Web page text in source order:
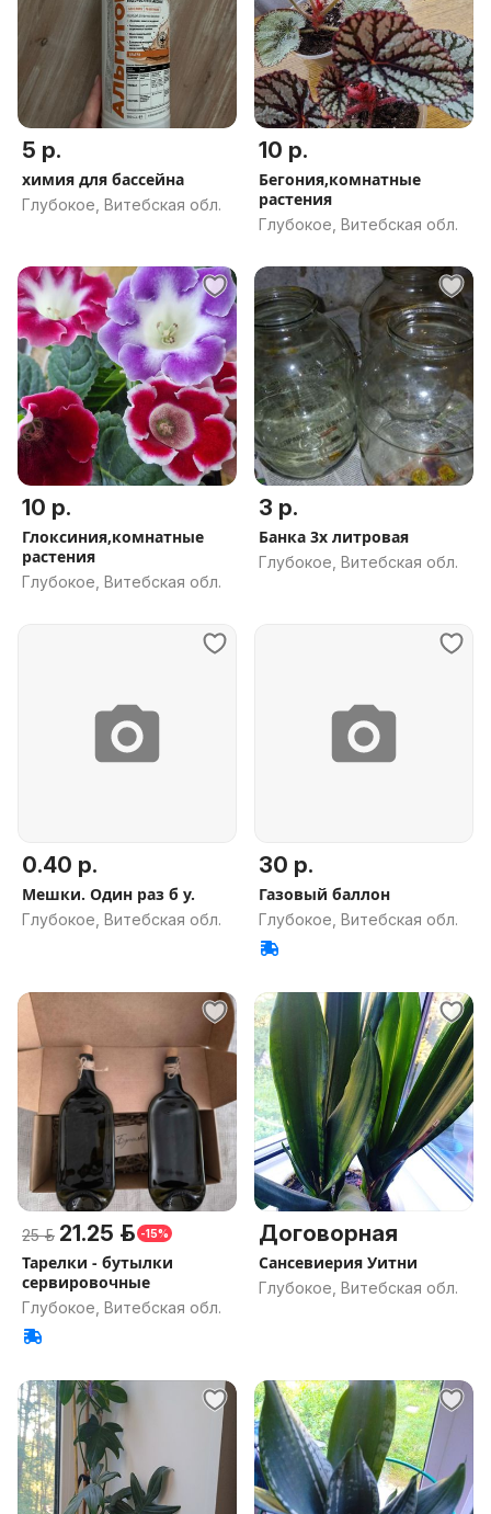
5 р.
химия для бассейна
Глубокое, Витебская обл.
10 р.
Бегония,комнатные
растения
Глубокое, Витебская обл.
10 р.
Глоксиния,комнатные
растения
Глубокое, Витебская обл.
3 р.
Банка 3х литровая
Глубокое, Витебская обл.
0.40 р.
Мешки. Один раз б у.
Глубокое, Витебская обл.
30 р.
Газовый баллон
Глубокое, Витебская обл.
25 р. 21.25 р. -15%
Тарелки - бутылки
сервировочные
Глубокое, Витебская обл.
Договорная
Сансевиерия Уитни
Глубокое, Витебская обл.